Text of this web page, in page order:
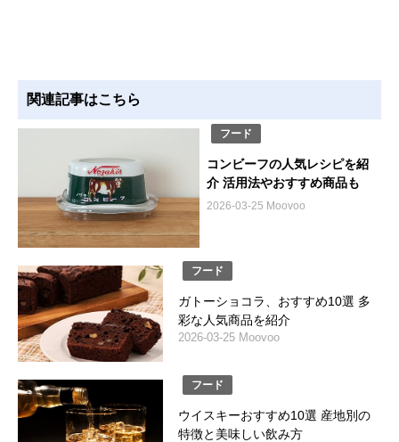
関連記事はこちら
フード
コンビーフの人気レシピを紹
介 活用法やおすすめ商品も
2026-03-25 Moovoo
フード
ガトーショコラ、おすすめ10選 多
彩な人気商品を紹介
2026-03-25 Moovoo
フード
ウイスキーおすすめ10選 産地別の
特徴と美味しい飲み方